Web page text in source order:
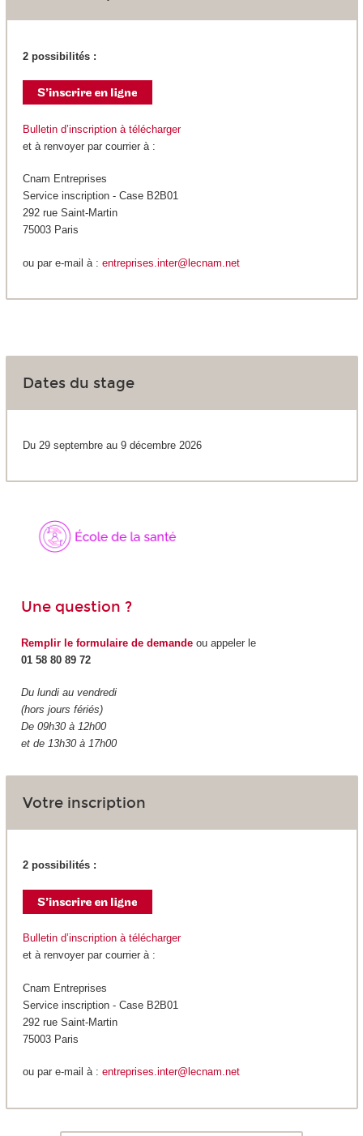
2 possibilités :
Bulletin d’inscription à télécharger
et à renvoyer par courrier à :
Cnam Entreprises
Service inscription - Case B2B01
292 rue Saint-Martin
75003 Paris
ou par e-mail à : entreprises.inter@lecnam.net
Dates du stage
Du 29 septembre au 9 décembre 2026
Une question ?
Remplir le formulaire de demandeou appeler le
01 58 80 89 72
Du lundi au vendredi
(hors jours fériés)
De 09h30 à 12h00
et de 13h30 à 17h00
Votre inscription
2 possibilités :
Bulletin d’inscription à télécharger
et à renvoyer par courrier à :
Cnam Entreprises
Service inscription - Case B2B01
292 rue Saint-Martin
75003 Paris
ou par e-mail à : entreprises.inter@lecnam.net